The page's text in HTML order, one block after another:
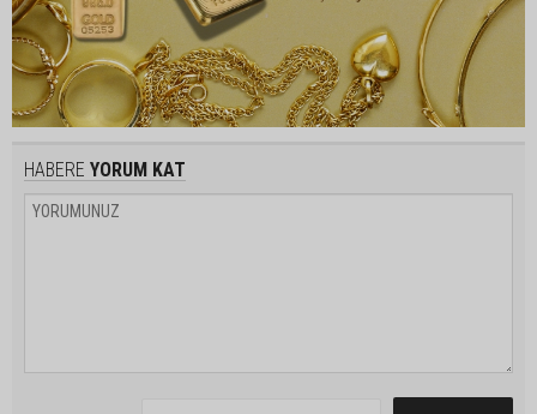
HABERE YORUM KAT